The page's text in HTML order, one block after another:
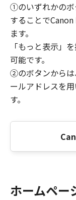
①のいずれかのボ
することで
ます。
「もっと表示」
可能です。
②のボタンからは
ールアドレスを
す。
ホームペー